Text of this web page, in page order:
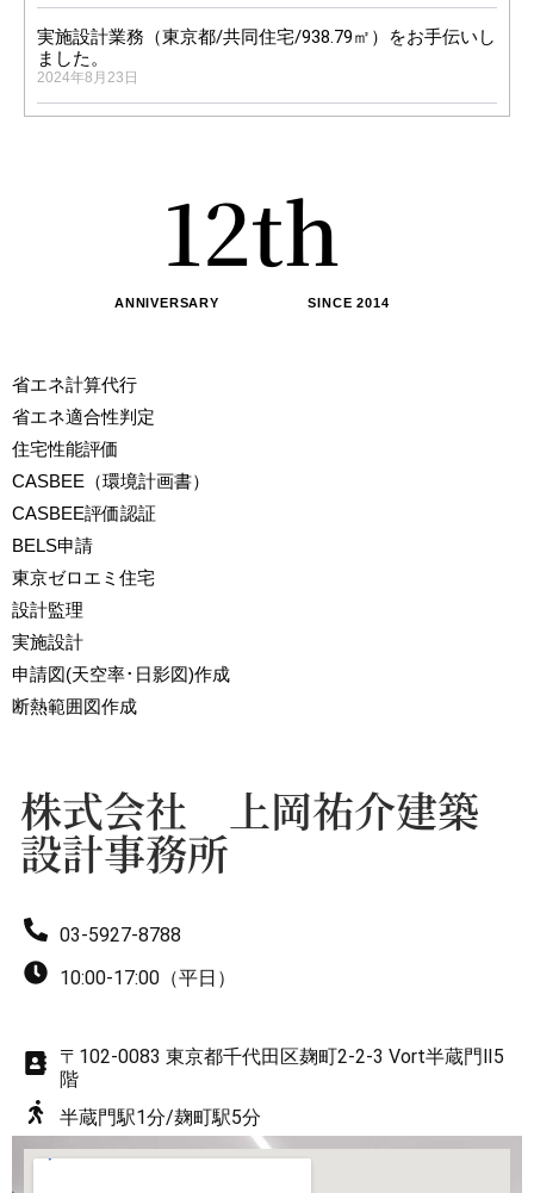
実施設計業務（東京都/共同住宅/938.79㎡）をお手伝いし
ました。
2024年8月23日
0
1
2
4
6
8
9
0
1
2
3
7
9
th
ANNIVERSARY SINCE 2014
省エネ計算代行
省エネ適合性判定
住宅性能評価
CASBEE（環境計画書）
CASBEE評価認証
BELS申請
東京ゼロエミ住宅
設計監理
実施設計
申請図(天空率･日影図)作成
断熱範囲図作成
株式会社 上岡祐介建築
設計事務所
03-5927-8788
10:00-17:00（平日）
〒102-0083 東京都千代田区麹町2-2-3 Vort半蔵門Ⅱ5
階
半蔵門駅1分/麹町駅5分